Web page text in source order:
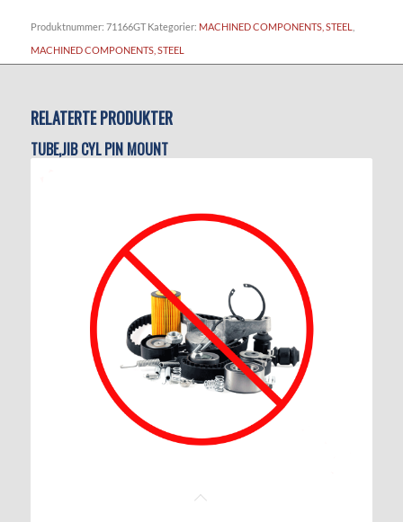
Produktnummer: 71166GT Kategorier: MACHINED COMPONENTS, STEEL
MACHINED COMPONENTS, STEEL
RELATERTE PRODUKTER
TUBE,JIB CYL PIN MOUNT